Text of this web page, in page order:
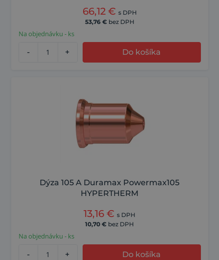
66,12 € s DPH
53,76 € bez DPH
Na objednávku - ks
- + Do košíka
Dýza 105 A Duramax Powermax105
HYPERTHERM
13,16 € s DPH
10,70 € bez DPH
Na objednávku - ks
- + Do košíka